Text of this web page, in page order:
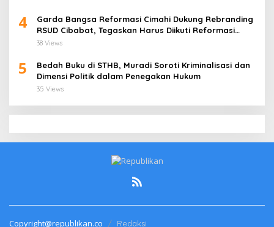
4
Garda Bangsa Reformasi Cimahi Dukung Rebranding
RSUD Cibabat, Tegaskan Harus Diikuti Reformasi
Pelayanan
38 Views
5
Bedah Buku di STHB, Muradi Soroti Kriminalisasi dan
Dimensi Politik dalam Penegakan Hukum
35 Views
Copyright@republikan.co Redaksi